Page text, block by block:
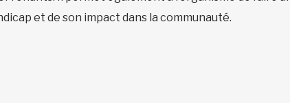
et de son impact dans la communauté.